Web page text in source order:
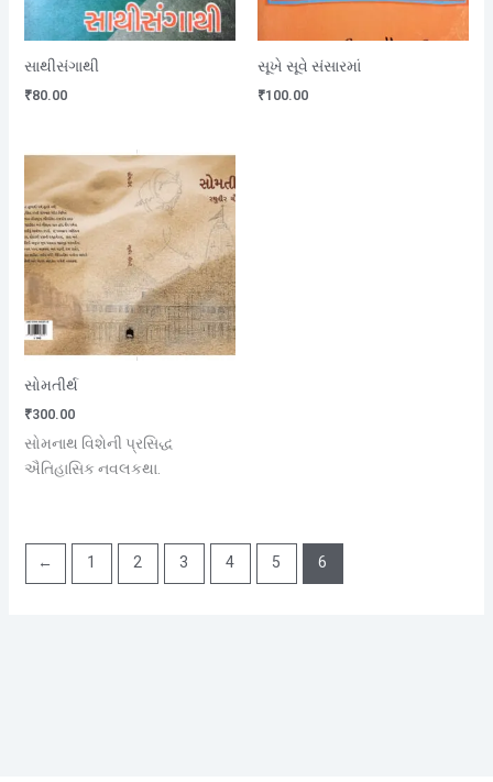
સાથીસંગાથી
₹80.00
સૂખે સૂવે સંસારમાં
₹100.00
સોમતીર્થ
₹300.00
સોમનાથ વિશેની પ્રસિદ્ધ
ઐતિહાસિક નવલકથા.
← 1 2 3 4 5 6